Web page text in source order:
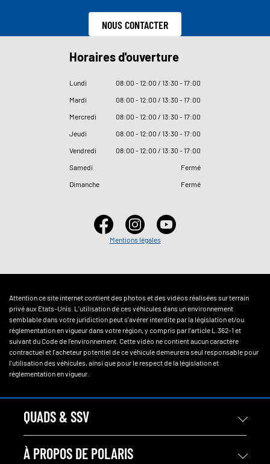
NOUS CONTACTER
Horaires d'ouverture
Lundi 08:00 - 12:00 / 13:30 - 17:00
Mardi
08:00 - 12:00 / 13:30 - 17:00
Mercredi
08:00 - 12:00 / 13:30 - 17:00
Jeudi
08:00 - 12:00 / 13:30 - 17:00
Vendredi
08:00 - 12:00 / 13:30 - 17:00
Samedi
Fermé
Dimanche
Fermé
Mentions légales
Attention ce site internet contient des photos et des vidéos réalisées sur terrain
privé aux Etats-Unis. L'utilisation de ces véhicules dans un environnement
semblable dans votre juridiction peut s'avérer interdite par la législation et/ou
réglementation en vigueur dans votre région, y compris par l'article L.362-1 et
suivant du Code de l'environnement. Cette vidéo ne contient aucun caractère
contractuel et l'acheteur potentiel de ce véhicule demeurera seul responsable pour
l'utilisation des véhicules, ainsi que pour le respect de la législation et
réglementation en vigueur.
QUADS & SSV
À PROPOS DE POLARIS